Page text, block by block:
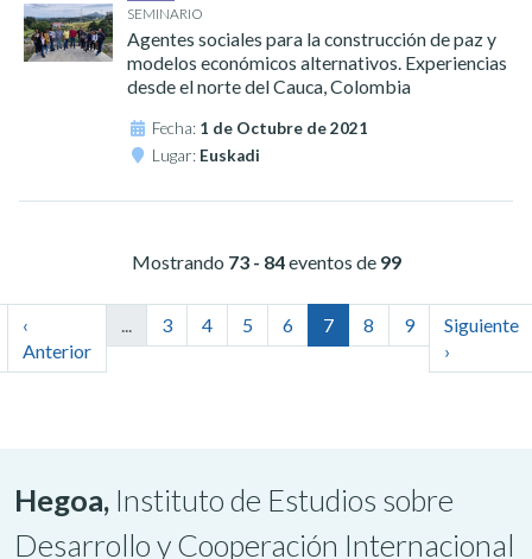
SEMINARIO
Agentes sociales para la construcción de paz y
modelos económicos alternativos. Experiencias
desde el norte del Cauca, Colombia
Fecha: 1 de Octubre de 2021
Lugar: Euskadi
Mostrando 73 - 84eventos de 99
‹
Anterior
... 3 4 5 6 7 8 9
Siguiente
›
Hegoa, Instituto de Estudios sobre
Desarrollo y Cooperación Internacional